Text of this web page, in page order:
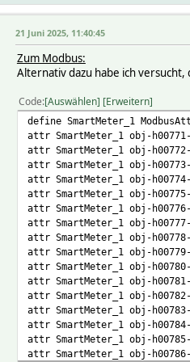
Victron_MQTT2_Client:N/
Victron_MQTT2_Client:N/
Victron_MQTT2_Client:N/
Victron_MQTT2_Client:N/
Victron_MQTT2_Client:N/
Victron_MQTT2_Client:N/
Victron_MQTT2_Client:N/
Victron_MQTT2_Client:N/
Victron_MQTT2_Client:N/
Victron_MQTT2_Client:N/
Victron_MQTT2_Client:N/
Victron_MQTT2_Client:N/
Victron_MQTT2_Client:N/
Victron_MQTT2_Client:N/
Victron_MQTT2_Client:N/
Victron_MQTT2_Client:N/
Victron_MQTT2_Client:N/
Victron_MQTT2_Client:N/
Victron_MQTT2_Client:N/
Victron_MQTT2_Client:N/
Victron_MQTT2_Client:N/
Victron_MQTT2_Client:N/
Victron_MQTT2_Client:N/
21 Juni 2025, 11:40:45
Zum Modbus:
Alternativ dazu habe ich
Code Auswählen Erweitern
define SmartMeter_1
attr SmartMeter_1 obj-
attr SmartMeter_1 obj-
attr SmartMeter_1 obj-
attr SmartMeter_1 obj-
attr SmartMeter_1 obj-
attr SmartMeter_1 obj-
attr SmartMeter_1 obj-
attr SmartMeter_1 obj-
attr SmartMeter_1 obj-
attr SmartMeter_1 obj-
attr SmartMeter_1 obj-
attr SmartMeter_1 obj-
attr SmartMeter_1 obj-
attr SmartMeter_1 obj-
attr SmartMeter_1 obj-
attr SmartMeter_1 obj-